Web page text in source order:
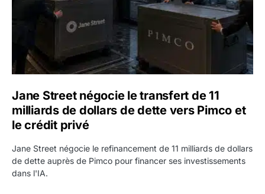
Jane Street négocie le transfert de 11
milliards de dollars de dette vers Pimco et
le crédit privé
Jane Street négocie le refinancement de 11 milliards de dollars
de dette auprès de Pimco pour financer ses investissements
dans l'IA.